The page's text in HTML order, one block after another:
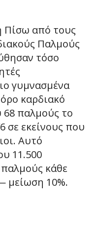
Πίσω από τους
Παλμούς
τόσο
γυμνασμένα
καρδιακό
68 παλμούς το
σε εκείνους που
Αυτό
11.500
κάθε
μείωση 10%.